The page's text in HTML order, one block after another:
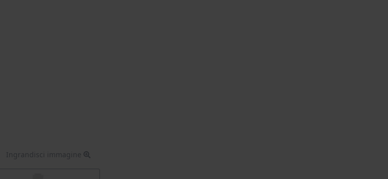
Ingrandisci immagine